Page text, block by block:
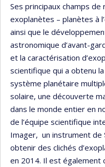
Ses principaux champs
exoplanètes – planètes à
ainsi que le
astronomique d’avant-
et la caractérisation
scientifique qui a obtenu
système planétaire
solaire, une découverte
dans le monde entier en
de l’équipe scientifique
Imager, un instrument de
obtenir des clichés
en 2014. Il est également